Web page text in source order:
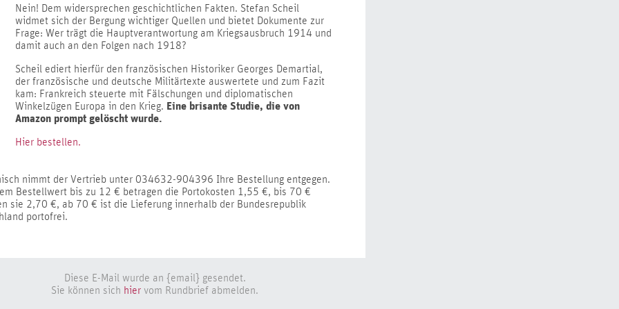
Nein! Dem widersprechen geschichtlichen Fakten. Stefan Scheil
widmet sich der Bergung wichtiger Quellen und bietet Dokumente zur
Frage: Wer trägt die Hauptverantwortung am Kriegsausbruch 1914 und
damit auch an den Folgen nach 1918?
Scheil ediert hierfür den französischen Historiker Georges Demartial,
der französische und deutsche Militärtexte auswertete und zum Fazit
kam: Frankreich steuerte mit Fälschungen und diplomatischen
Winkelzügen Europa in den Krieg. Eine brisante Studie, die von
Amazon prompt gelöscht wurde.
Hier bestellen.
nimmt der Vertrieb unter 034632-904396 Ihre Bestellung entgegen.
Bestellwert bis zu 12 € betragen die Portokosten 1,55 €, bis 70 €
sie 2,70 €, ab 70 € ist die Lieferung innerhalb der Bundesrepublik
portofrei.
Diese E-Mail wurde an {email} gesendet.
Sie können sich hier vom Rundbrief abmelden.